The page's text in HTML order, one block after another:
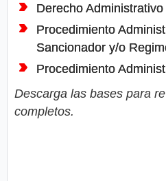
Derecho Administrativo
Procedimiento
Sancionador y/o
Procedimiento
Descarga las bases para
completos.